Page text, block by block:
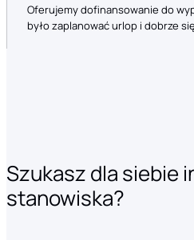
Oferujemy dofinansowanie do
było zaplanować urlop i dobrze
Szukasz dla siebie
stanowiska?